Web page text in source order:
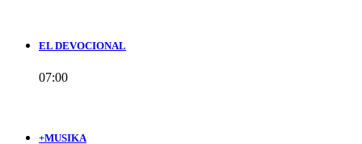
EL DEVOCIONAL
07:00
+MUSIKA